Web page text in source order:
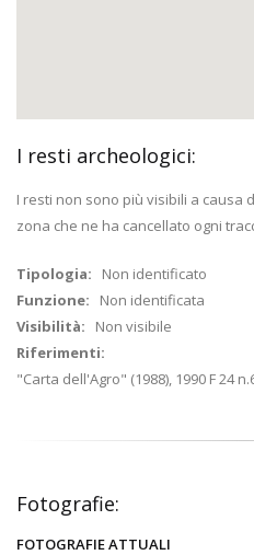
I resti archeologici:
I resti non sono più visibili a
zona che ne ha cancellato ogni
Tipologia: Non identificato
Funzione: Non identificata
Visibilità: Non visibile
Riferimenti:
"Carta dell'Agro" (1988), 1990 F 24
Fotografie:
FOTOGRAFIE ATTUALI